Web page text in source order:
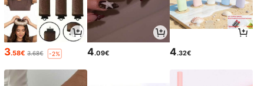
3.58€ 3.68€ -2% 4.09€ 4.32€